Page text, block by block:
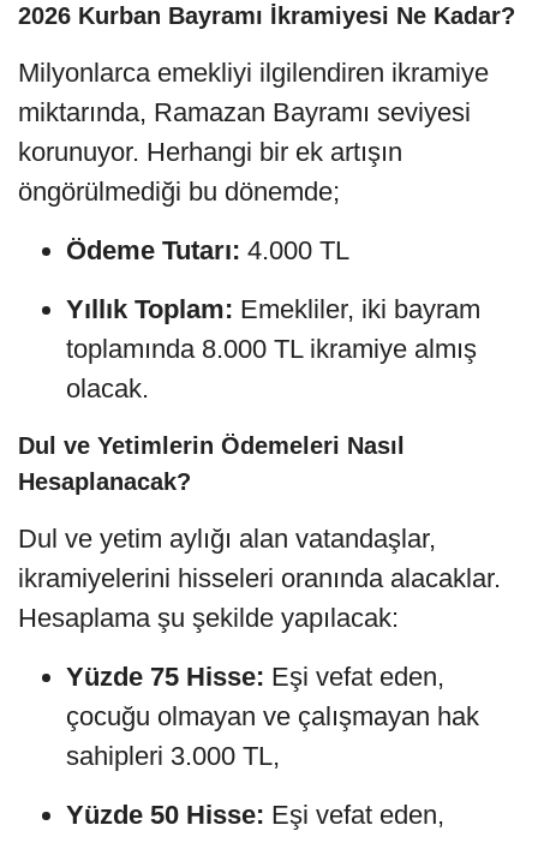
2026 Kurban Bayramı İkramiyesi Ne Kadar?
Milyonlarca emekliyi ilgilendiren ikramiye
miktarında, Ramazan Bayramı seviyesi
korunuyor. Herhangi bir ek artışın
öngörülmediği bu dönemde;
Ödeme Tutarı: 4.000 TL
Yıllık Toplam: Emekliler, iki bayram
toplamında 8.000 TL ikramiye almış
olacak.
Dul ve Yetimlerin Ödemeleri Nasıl
Hesaplanacak?
Dul ve yetim aylığı alan vatandaşlar,
ikramiyelerini hisseleri oranında alacaklar.
Hesaplama şu şekilde yapılacak:
Yüzde 75 Hisse: Eşi vefat eden,
çocuğu olmayan ve çalışmayan hak
sahipleri 3.000 TL,
Yüzde 50 Hisse: Eşi vefat eden,